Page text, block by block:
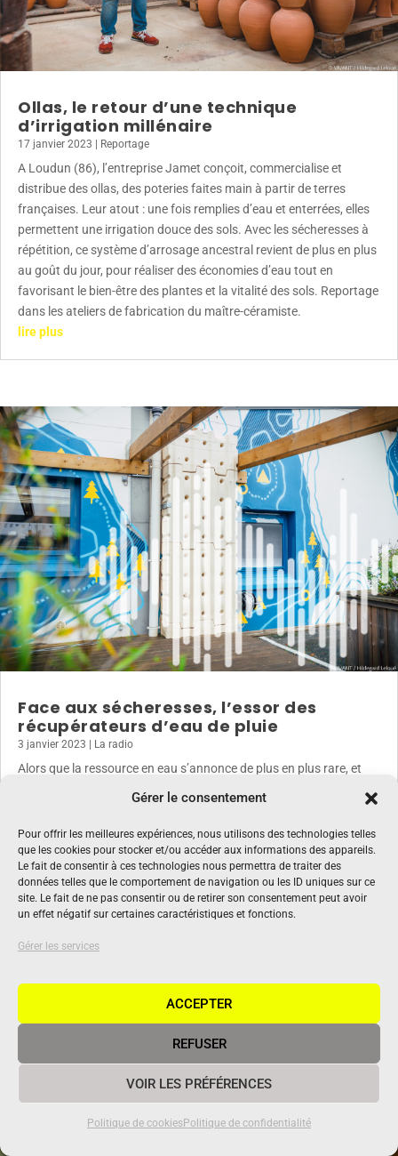
Gérer le consentement
Pour offrir les meilleures expériences, nous utilisons des technologies telles
que les cookies pour stocker et/ou accéder aux informations des appareils.
Le fait de consentir à ces technologies nous permettra de traiter des
données telles que le comportement de navigation ou les ID uniques sur ce
site. Le fait de ne pas consentir ou de retirer son consentement peut avoir
un effet négatif sur certaines caractéristiques et fonctions.
Gérer les services
ACCEPTER
REFUSER
VOIR LES PRÉFÉRENCES
Politique de cookiesPolitique de confidentialité
Ollas, le retour d’une technique
d’irrigation millénaire
17 janvier 2023 Reportage
A Loudun (86), l’entreprise Jamet conçoit, commercialise et
distribue des ollas, des poteries faites main à partir de terres
françaises. Leur atout : une fois remplies d’eau et enterrées, elles
permettent une irrigation douce des sols. Avec les sécheresses à
répétition, ce système d’arrosage ancestral revient de plus en plus
au goût du jour, pour réaliser des économies d’eau tout en
favorisant le bien-être des plantes et la vitalité des sols. Reportage
dans les ateliers de fabrication du maître-céramiste.
lire plus
Face aux sécheresses, l’essor des
récupérateurs d’eau de pluie
3 janvier 2023 La radio
Alors que la ressource en eau s’annonce de plus en plus rare, et
donc onéreuse, les récupérateurs d’eau de pluie gagnent en
collectivités. Rencontre avec Stéphane Gauby, co-fondateur de
Cuve & Eau, à Jaunay-Marigny (86).
lire plus